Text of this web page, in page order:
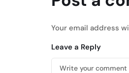
Your email address
Leave a Reply